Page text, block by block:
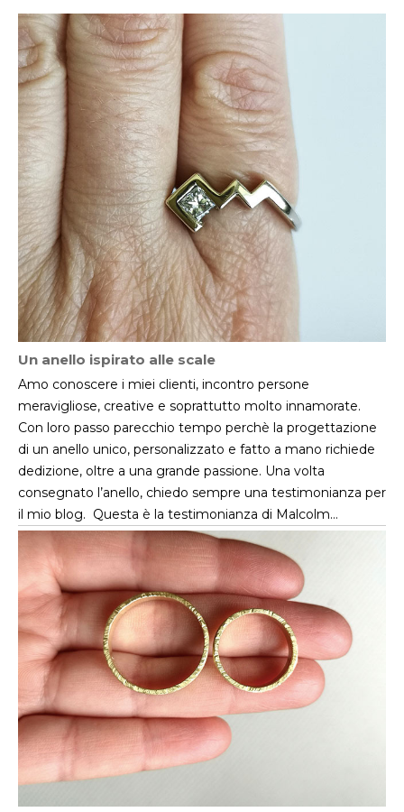
Un anello ispirato alle scale
Amo conoscere i miei clienti, incontro persone
meravigliose, creative e soprattutto molto innamorate.
Con loro passo parecchio tempo perchè la progettazione
di un anello unico, personalizzato e fatto a mano richiede
dedizione, oltre a una grande passione. Una volta
consegnato l’anello, chiedo sempre una testimonianza per
il mio blog. Questa è la testimonianza di Malcolm…